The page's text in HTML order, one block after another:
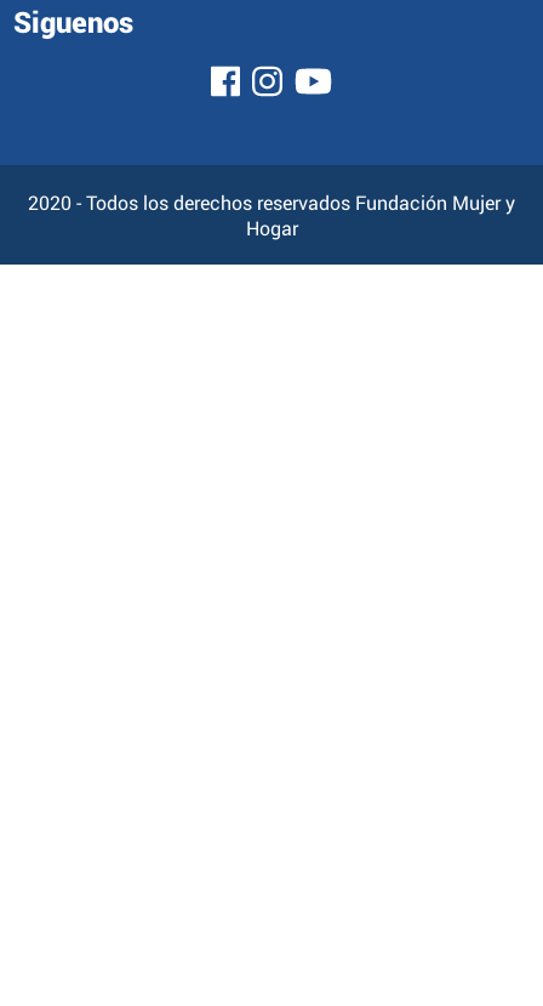
Siguenos
2020 - Todos los derechos reservados Fundación Mujer y
Hogar